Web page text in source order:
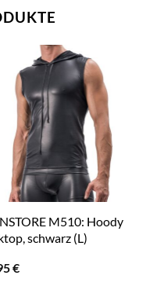
M510: Hoody
schwarz (L)
€